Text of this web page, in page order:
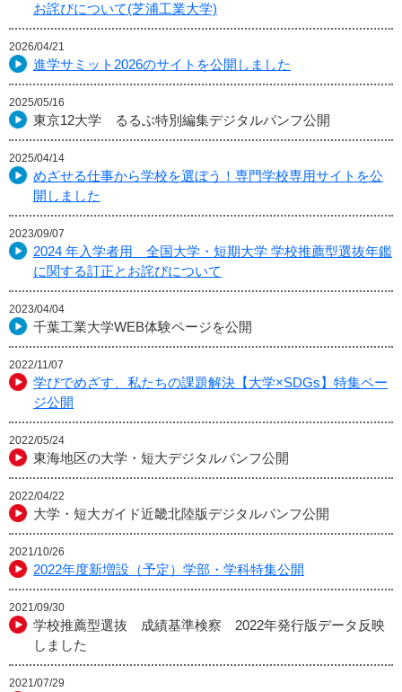
お詫びについて(芝浦工業大学)
2026/04/21
進学サミット2026のサイトを公開しました
2025/05/16
東京12大学 るるぶ特別編集デジタルパンフ公開
2025/04/14
めざせる仕事から学校を選ぼう！専門学校専用サイトを公
開しました
2023/09/07
2024 年入学者用 全国大学・短期大学 学校推薦型選抜年鑑
に関する訂正とお詫びについて
2023/04/04
千葉工業大学WEB体験ページを公開
2022/11/07
学びでめざす、私たちの課題解決【大学×SDGs】特集ペー
ジ公開
2022/05/24
東海地区の大学・短大デジタルパンフ公開
2022/04/22
大学・短大ガイド近畿北陸版デジタルパンフ公開
2021/10/26
2022年度新増設（予定）学部・学科特集公開
2021/09/30
学校推薦型選抜 成績基準検察 2022年発行版データ反映
しました
2021/07/29